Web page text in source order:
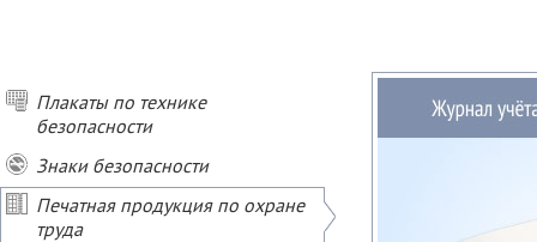
Плакаты по технике
безопасности
Знаки безопасности
Печатная продукция по охране
труда